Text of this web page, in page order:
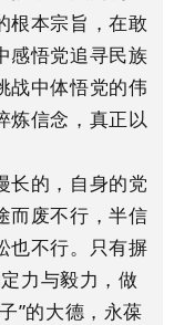
根本宗旨，在敢
感悟党追寻民族
战中体悟党的伟
炼信念，真正以
的，自身的党
而废不行，半信
也不行。只有摒
力与毅力，做
”的大德，永葆